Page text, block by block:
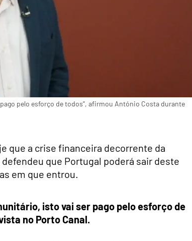
pelo esforço de todos”, afirmou António Costa durante
que a crise financeira decorrente da
que Portugal poderá sair deste
em que entrou.
isto vai ser pago pelo esforço de
no Porto Canal.